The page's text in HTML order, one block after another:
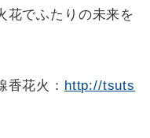
花でふたりの未来を
花火： http://tsuts